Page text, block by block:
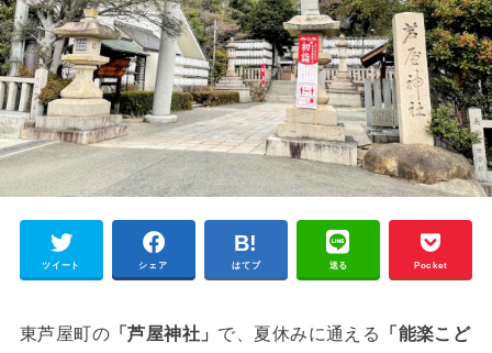
ツイート シェア はてブ 送る Pocket
東芦屋町の「芦屋神社」 で、夏休みに通える
「能楽こど